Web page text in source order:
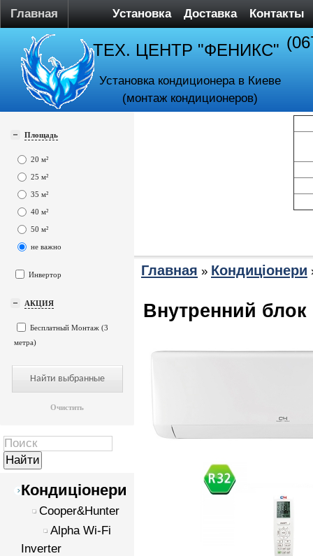
Главная Установка Доставка Контакты
ТЕХ. ЦЕНТР "ФЕНИКС"
Установка кондиционера в Киеве
(монтаж кондиционеров)
Площадь
20 м²
25 м²
35 м²
40 м²
50 м²
не важно
Инвертор
АКЦИЯ
Бесплатный Монтаж (3
метра)
Очистить
Кондиціонери
Cooper&Hunter
Alpha Wi-Fi
Inverter
Главная » Кондиціонери
Внутренний